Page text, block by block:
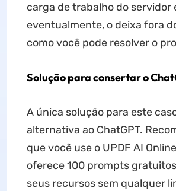
carga de trabalho do servidor
eventualmente, o deixa fora
como você pode resolver o
Solução para consertar o
A única solução para este
alternativa ao ChatGPT.
que você use o UPDF AI
oferece 100 prompts
seus recursos sem qualquer